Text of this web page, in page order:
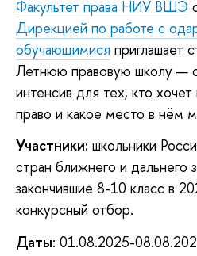
Факультет права НИУ ВШЭ
Дирекцией по работе с
обучающимися приглашает
Летнюю правовую школу —
интенсив для тех, кто хочет
право и какое место в нём
Участники: школьники
стран ближнего и дальнего
закончившие 8-10 класс в
конкурсный отбор.
Даты: 01.08.2025-